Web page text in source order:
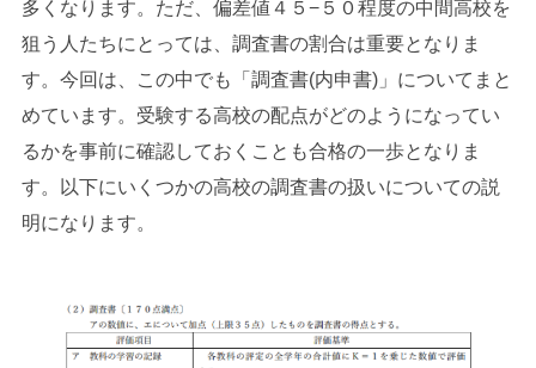
多くなります。ただ、偏差値４５−５０程度の中間高校を
狙う人たちにとっては、調査書の割合は重要となりま
す。今回は、この中でも「調査書(内申書)」についてまと
めています。受験する高校の配点がどのようになってい
るかを事前に確認しておくことも合格の一歩となりま
す。以下にいくつかの高校の調査書の扱いについての説
明になります。